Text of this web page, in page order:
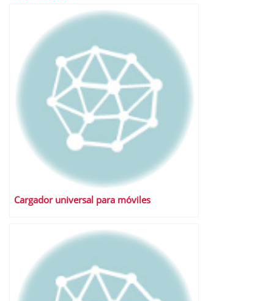
Cargador universal para móviles